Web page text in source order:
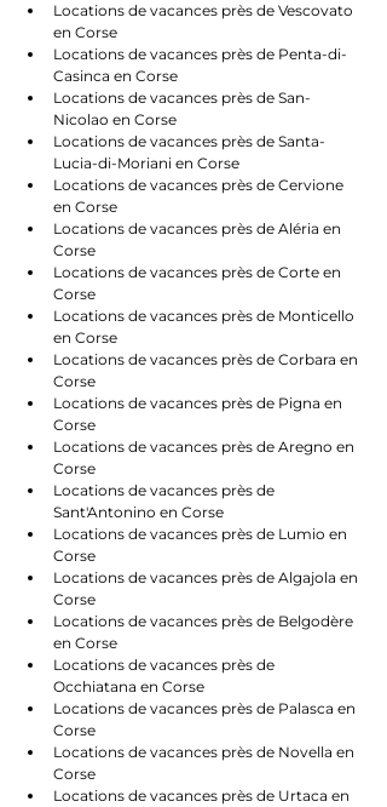
Locations de vacances près de Vescovato
en Corse
Locations de vacances près de Penta-di-
Casinca en Corse
Locations de vacances près de San-
Nicolao en Corse
Locations de vacances près de Santa-
Lucia-di-Moriani en Corse
Locations de vacances près de Cervione
en Corse
Locations de vacances près de Aléria en
Corse
Locations de vacances près de Corte en
Corse
Locations de vacances près de Monticello
en Corse
Locations de vacances près de Corbara en
Corse
Locations de vacances près de Pigna en
Corse
Locations de vacances près de Aregno en
Corse
Locations de vacances près de
Sant'Antonino en Corse
Locations de vacances près de Lumio en
Corse
Locations de vacances près de Algajola en
Corse
Locations de vacances près de Belgodère
en Corse
Locations de vacances près de
Occhiatana en Corse
Locations de vacances près de Palasca en
Corse
Locations de vacances près de Novella en
Corse
Locations de vacances près de Urtaca en